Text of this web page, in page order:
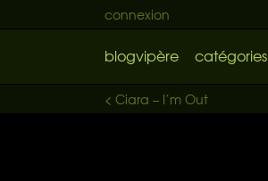
connexion
blogvipère catégories
< Ciara – I’m Out